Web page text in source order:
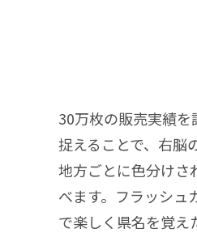
30万枚の販売実績
捉えることで、右脳
地方ごとに色分けさ
べます。フラッシュ
で楽しく県名を覚え